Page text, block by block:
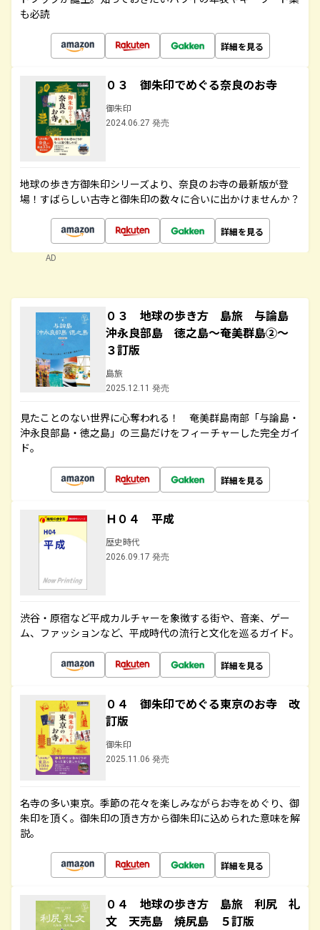
も必読
詳細を見る
０３ 御朱印でめぐる奈良のお寺
御朱印
2024.06.27 発売
地球の歩き方御朱印シリーズより、奈良のお寺の最新版が登
場！すばらしい古寺と御朱印の数々に合いに出かけませんか？
詳細を見る
AD
０３ 地球の歩き方 島旅 与論島
沖永良部島 徳之島～奄美群島②～
３訂版
島旅
2025.12.11 発売
見たことのない世界に心奪われる！ 奄美群島南部「与論島・
沖永良部島・徳之島」の三島だけをフィーチャーした完全ガイ
ド。
詳細を見る
Ｈ０４ 平成
歴史時代
2026.09.17 発売
渋谷・原宿など平成カルチャーを象徴する街や、音楽、ゲー
ム、ファッションなど、平成時代の流行と文化を巡るガイド。
詳細を見る
０４ 御朱印でめぐる東京のお寺 改
訂版
御朱印
2025.11.06 発売
名寺の多い東京。季節の花々を楽しみながらお寺をめぐり、御
朱印を頂く。御朱印の頂き方から御朱印に込められた意味を解
説。
詳細を見る
０４ 地球の歩き方 島旅 利尻 礼
文 天売島 焼尻島 ５訂版